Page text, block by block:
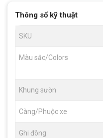
Thông số kỹ thuật
SKU
Màu sắc/Colors
Khung sườn
Càng/Phuộc xe
Ghi đông